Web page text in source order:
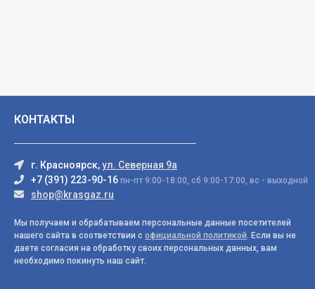
КОНТАКТЫ
г. Красноярск,ул. Северная 9а
+7 (391) 223-90-16 пн-пт 9:00-18:00, сб 9:00-17:00, вс - выходной
shop@krasgaz.ru
Мы получаем и обрабатываем персональные данные посетителей
нашего сайта в соответствии с официальной политикой. Если вы не
даете согласия на обработку своих персональных данных, вам
необходимо покинуть наш сайт.